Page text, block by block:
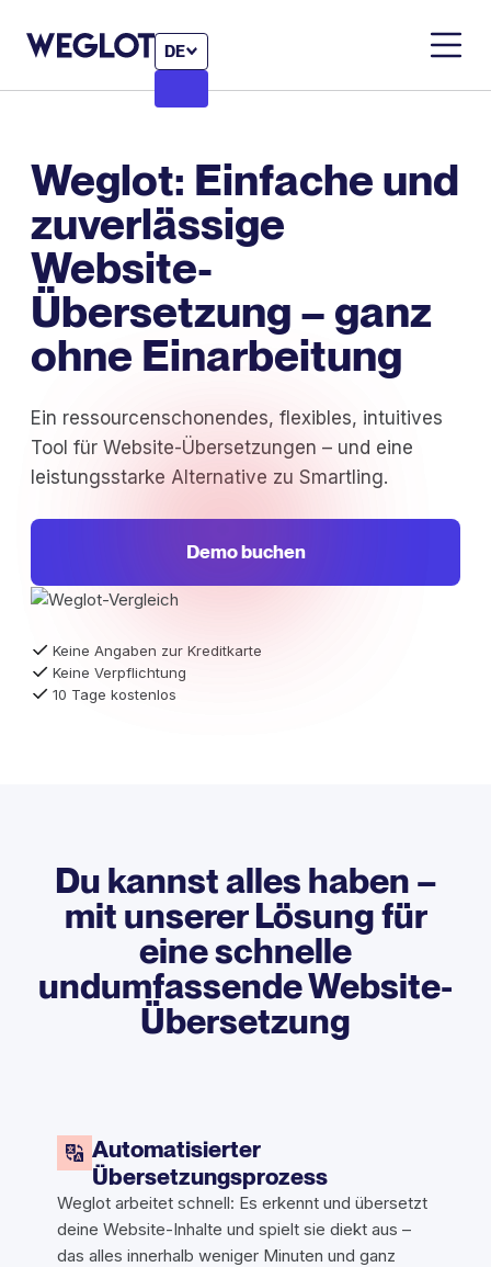
DE
Weglot: Einfache und
zuverlässige
Website-
Übersetzung – ganz
ohne Einarbeitung
Ein ressourcenschonendes, flexibles, intuitives
Tool für Website-Übersetzungen – und eine
leistungsstarke Alternative zu Smartling.
Demo buchen
Keine Angaben zur Kreditkarte
Keine Verpflichtung
10 Tage kostenlos
Du kannst alles haben –
mit unserer Lösung für
eine schnelle
undumfassende Website-
Übersetzung
Automatisierter
Übersetzungsprozess
Weglot arbeitet schnell: Es erkennt und übersetzt
deine Website-Inhalte und spielt sie diekt aus –
das alles innerhalb weniger Minuten und ganz